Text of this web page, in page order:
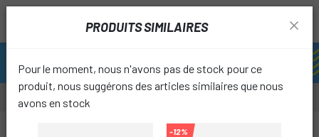
PRODUITS SIMILAIRES
Pour le moment, nous n'avons pas de stock pour ce
produit, nous suggérons des articles similaires que nous
avons en stock
-12%